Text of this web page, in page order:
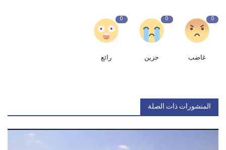
0
غاضب
0
حزين
0
رائع
المنشورات ذات الصلة